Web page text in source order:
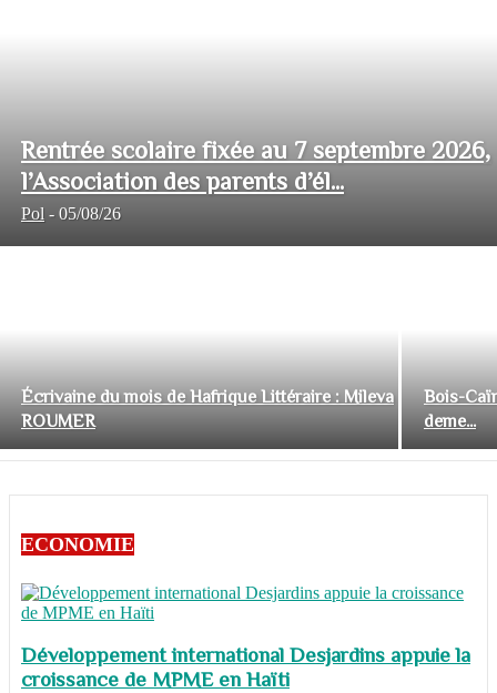
Rentrée scolaire fixée au 7 septembre 2026,
l’Association des parents d’él...
Pol - 05/08/26
Écrivaine du mois de Hafrique Littéraire : Mileva
ROUMER
Bois-
deme...
ECONOMIE
Développement international Desjardins appuie la
croissance de MPME en Haïti